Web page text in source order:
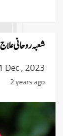
شعبہ روحانی
Dec , 2023
2 years ago